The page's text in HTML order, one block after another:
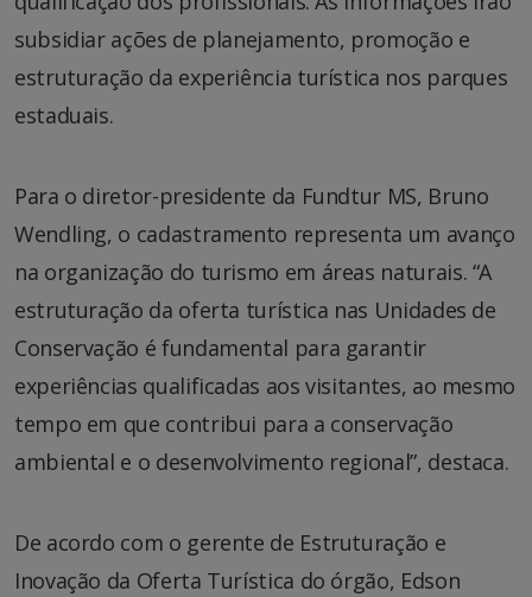
subsidiar ações de planejamento, promoção e
estruturação da experiência turística nos parques
estaduais.
Para o diretor-presidente da Fundtur MS, Bruno
Wendling, o cadastramento representa um avanço
na organização do turismo em áreas naturais. “A
estruturação da oferta turística nas Unidades de
Conservação é fundamental para garantir
experiências qualificadas aos visitantes, ao mesmo
tempo em que contribui para a conservação
ambiental e o desenvolvimento regional”, destaca.
De acordo com o gerente de Estruturação e
Inovação da Oferta Turística do órgão, Edson